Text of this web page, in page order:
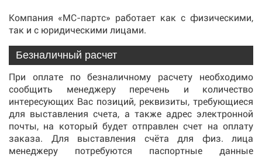
Компания «МС-партс» работает как с физическими,
так и с юридическими лицами.
Безналичный расчет
При оплате по безналичному расчету необходимо
сообщить менеджеру перечень и количество
интересующих Вас позиций, реквизиты, требующиеся
для выставления счета, а также адрес электронной
почты, на который будет отправлен счет на оплату
заказа. Для выставления счёта для физ. лица
менеджеру потребуются паспортные данные